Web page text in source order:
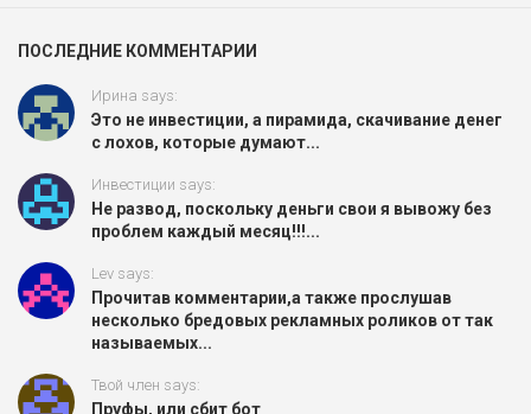
ПОСЛЕДНИЕ КОММЕНТАРИИ
Ирина says:
Это не инвестиции, а пирамида, скачивание денег
с лохов, которые думают...
Инвестиции says:
Не развод, поскольку деньги свои я вывожу без
проблем каждый месяц!!!...
Lev says:
Прочитав комментарии,а также прослушав
несколько бредовых рекламных роликов от так
называемых...
Твой член says:
Пруфы, или сбит бот